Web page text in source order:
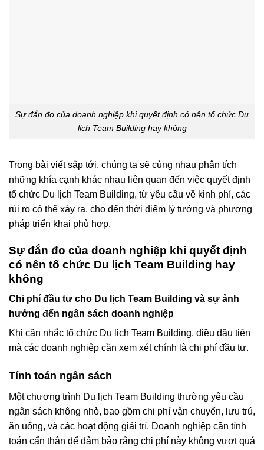
Sự đắn đo của doanh nghiệp khi quyết định có nên tổ chức Du
lịch Team Building hay không
Trong bài viết sắp tới, chúng ta sẽ cùng nhau phân tích
những khía cạnh khác nhau liên quan đến việc quyết định
tổ chức Du lịch Team Building, từ yêu cầu về kinh phí, các
rủi ro có thể xảy ra, cho đến thời điểm lý tưởng và phương
pháp triển khai phù hợp.
Sự đắn đo của doanh nghiệp khi quyết định
có nên tổ chức Du lịch Team Building hay
không
Chi phí đầu tư cho Du lịch Team Building và sự ảnh
hưởng đến ngân sách doanh nghiệp
Khi cân nhắc tổ chức Du lịch Team Building, điều đầu tiên
mà các doanh nghiệp cần xem xét chính là chi phí đầu tư.
Tính toán ngân sách
Một chương trình Du lịch Team Building thường yêu cầu
ngân sách không nhỏ, bao gồm chi phí vận chuyển, lưu trú,
ăn uống, và các hoạt động giải trí. Doanh nghiệp cần tính
toán cẩn thận để đảm bảo rằng chi phí này không vượt quá